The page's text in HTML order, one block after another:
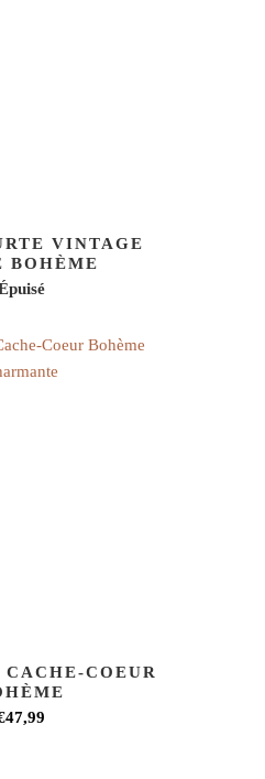
VINTAGE
BOHÈME
CACHE-COEUR